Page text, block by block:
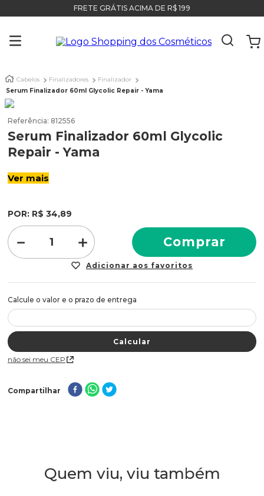
FRETE GRÁTIS ACIMA DE R$ 199
Cabelos Finalizadores
Finalizador
Serum Finalizador 60ml Glycolic Repair - Yama
Referência: 812556
Serum Finalizador 60ml Glycolic
Repair - Yama
Ver mais
POR: R$ 34,89
＋
－ Comprar
Não sei meu CEP
Compartilhar
Quem viu, viu também